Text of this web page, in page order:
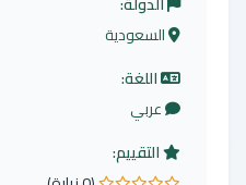
السعودية
اللغة:
عربي
التقييم: